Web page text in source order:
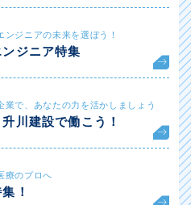
ジニアの未来を選ぼう！
ジニア特集
業で、あなたの力を活かしましょう
川建設で働こう！
療のプロへ
！